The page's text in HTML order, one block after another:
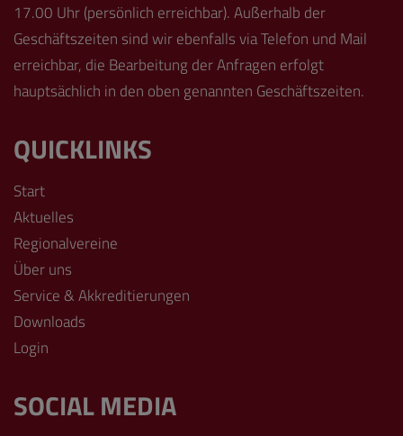
17.00 Uhr (persönlich erreichbar). Außerhalb der
Geschäftszeiten sind wir ebenfalls via Telefon und Mail
erreichbar, die Bearbeitung der Anfragen erfolgt
hauptsächlich in den oben genannten Geschäftszeiten.
QUICKLINKS
Start
Aktuelles
Regionalvereine
Über uns
Service & Akkreditierungen
Downloads
Login
SOCIAL MEDIA